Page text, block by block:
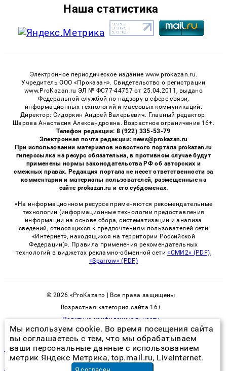
Наша статистика
Электронное периодическое издание www.prokazan.ru.
Учредитель ООО «Проказан». Cвидетельство о регистрации
www.ProKazan.ru ЭЛ № ФС77-44757 от 25.04.2011, выдано
Федеральной службой по надзору в сфере связи,
информационных технологий и массовых коммуникаций.
Директор: Сидоркин Андрей Валерьевич. Главный редактор:
Шарова Анастасия Александровна. Возрастное ограничение 16+.
Телефон редакции: 8 (922) 335-53-79
Электронная почта редакции: news@prokazan.ru
При использовании материалов новостного портала prokazan.ru
гиперссылка на ресурс обязательна, в противном случае будут
применены нормы законодательства РФ об авторских и
смежных правах. Редакция портала не несет ответственности за
комментарии и материалы пользователей, размещенные на
сайте prokazan.ru и его субдоменах.
«На информационном ресурсе применяются рекомендательные
технологии (информационные технологии предоставления
информации на основе сбора, систематизации и анализа
сведений, относящихся к предпочтениям пользователей сети
«Интернет», находящихся на территории Российской
Федерации)». Правила применения рекомендательных
технологий в виджетах рекламно-обменной сети«СМИ2» (PDF),
«Sparrow» (PDF)
© 2026 «ProKazan» | Все права защищены
Возрастная категория сайта 16+
Политика конфиденциальности
гель от тараканов самый эффективный в шприце
почистить крышу от снега цена за кв.м
Мы используем cookie. Во время посещения сайта
вы соглашаетесь с тем, что мы обрабатываем
ваши персональные данные с использованием
метрик Яндекс Метрика, top.mail.ru, LiveInternet.